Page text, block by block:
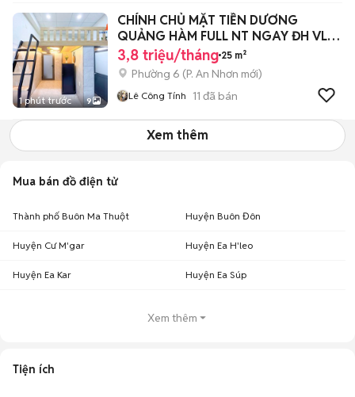
1 phút trước 9
CHÍNH CHỦ MẶT TIỀN DƯƠNG
QUẢNG HÀM FULL NT NGAY ĐH VL
CS3, IUH, EMART
3,8 triệu/tháng 25 m²
Phường 6 (P. An Nhơn mới)
Lê Công Tính 11 đã bán
Xem thêm
Mua bán đồ điện tử
Thành phố Buôn Ma Thuột Huyện Buôn Đôn
Huyện Cư M'gar Huyện Ea H'leo
Huyện Ea Kar Huyện Ea Súp
Xem thêm
Tiện ích